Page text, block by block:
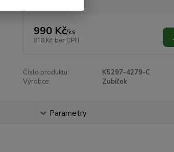
990 Kč/ks
818 Kč bez DPH
Číslo produktu:
K5297-4279-C
Výrobce:
Zubíček
Parametry